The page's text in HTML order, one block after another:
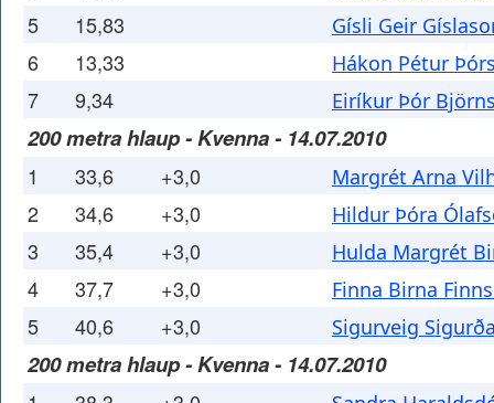
5 15,83 Gísli Geir
6 13,33 Hákon Pétur
7 9,34 Eiríkur Þór
200 metra hlaup - Kvenna - 14.07.2010
1 33,6 +3,0 Margrét Arna
2 34,6 +3,0 Hildur Þóra
3 35,4 +3,0 Hulda Margrét
4 37,7 +3,0 Finna Birna
5 40,6 +3,0 Sigurveig
200 metra hlaup - Kvenna - 14.07.2010